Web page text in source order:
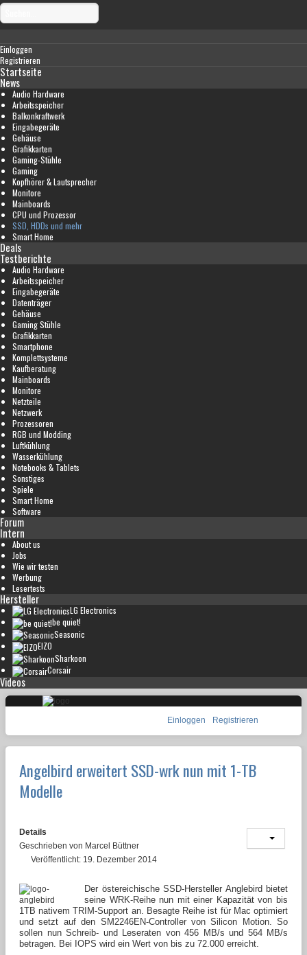
Einloggen
Registrieren
Startseite
News
Audio Hardware
Arbeitsspeicher
Balkonkraftwerk
Eingabegeräte
Gehäuse
Grafikkarten
Gaming-Stühle
Gaming
Kopfhörer & Lautsprecher
Monitore
Mainboards
CPU und Prozessor
SSD, HDDs und mehr
Smart Home
Deals
Testberichte
Audio Hardware
Arbeitsspeicher
Eingabegeräte
Datenträger
Gehäuse
Gaming Stühle
Grafikkarten
Smartphone
Komplettsysteme
Kaufberatung
Mainboards
Monitore
Netzteile
Netzwerk
Prozessoren
RGB und Modding
Luftkühlung
Wasserkühlung
Notebooks & Tablets
Sonstiges
Spiele
Smart Home
Software
Forum
Intern
About us
Jobs
Wie wir testen
Werbung
Lesertests
Hersteller
LG Electronics
be quiet!
Seasonic
EIZO
Sharkoon
Corsair
Videos
Einloggen Registrieren
Angelbird erweitert SSD-wrk nun mit 1-TB
Modelle
Details
Geschrieben von Marcel Büttner
Veröffentlicht: 19. Dezember 2014
Der östereichische SSD-Hersteller Anglebird bietet
seine WRK-Reihe nun mit einer Kapazität von bis
1TB nativem TRIM-Support an. Besagte Reihe ist für Mac optimiert
und setzt auf den SM2246EN-Controller von Silicon Motion. So
sollen nun Schreib- und Leseraten von 456 MB/s und 564 MB/s
betragen. Bei IOPS wird ein Wert von bis zu 72.000 erreicht.